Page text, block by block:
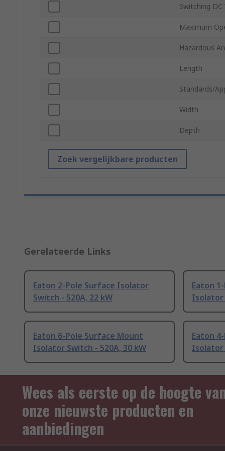
Switching DC
Maximum
Hazardous
Length
Standards/
Width
Depth
Zoek vergelijkbare producten
Gerelateerde Links
Eaton 2-Pole Surface Isolator
Switch - 520A, 22 kW
Eaton
Isolator
Eaton 6-Pole Surface Mount
Isolator Switch - 520A, 30 kW
Eaton
Isolator
Wees als eerste op de hoogte
onze nieuwste producten en
aanbiedingen